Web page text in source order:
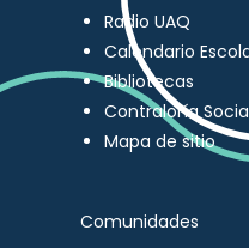
Radio UAQ
Calendario
Bibliotecas
Contraloría
Mapa de sitio
Comunidades